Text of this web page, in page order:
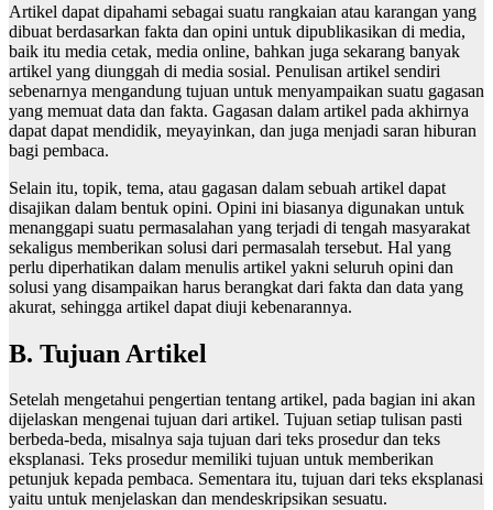
Artikel dapat dipahami sebagai suatu rangkaian atau karangan yang
dibuat berdasarkan fakta dan opini untuk dipublikasikan di media,
baik itu media cetak, media online, bahkan juga sekarang banyak
artikel yang diunggah di media sosial. Penulisan artikel sendiri
sebenarnya mengandung tujuan untuk menyampaikan suatu gagasan
yang memuat data dan fakta. Gagasan dalam artikel pada akhirnya
dapat dapat mendidik, meyayinkan, dan juga menjadi saran hiburan
bagi pembaca.
Selain itu, topik, tema, atau gagasan dalam sebuah artikel dapat
disajikan dalam bentuk opini. Opini ini biasanya digunakan untuk
menanggapi suatu permasalahan yang terjadi di tengah masyarakat
sekaligus memberikan solusi dari permasalah tersebut. Hal yang
perlu diperhatikan dalam menulis artikel yakni seluruh opini dan
solusi yang disampaikan harus berangkat dari fakta dan data yang
akurat, sehingga artikel dapat diuji kebenarannya.
B. Tujuan Artikel
Setelah mengetahui pengertian tentang artikel, pada bagian ini akan
dijelaskan mengenai tujuan dari artikel. Tujuan setiap tulisan pasti
berbeda-beda, misalnya saja tujuan dari teks prosedur dan teks
eksplanasi. Teks prosedur memiliki tujuan untuk memberikan
petunjuk kepada pembaca. Sementara itu, tujuan dari teks eksplanasi
yaitu untuk menjelaskan dan mendeskripsikan sesuatu.